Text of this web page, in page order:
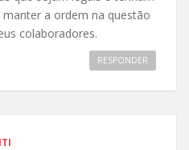
manter a ordem na questão
colaboradores.
RESPONDER